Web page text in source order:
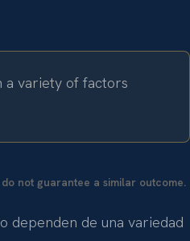
a variety of factors
not guarantee a similar outcome.
dependen de una variedad